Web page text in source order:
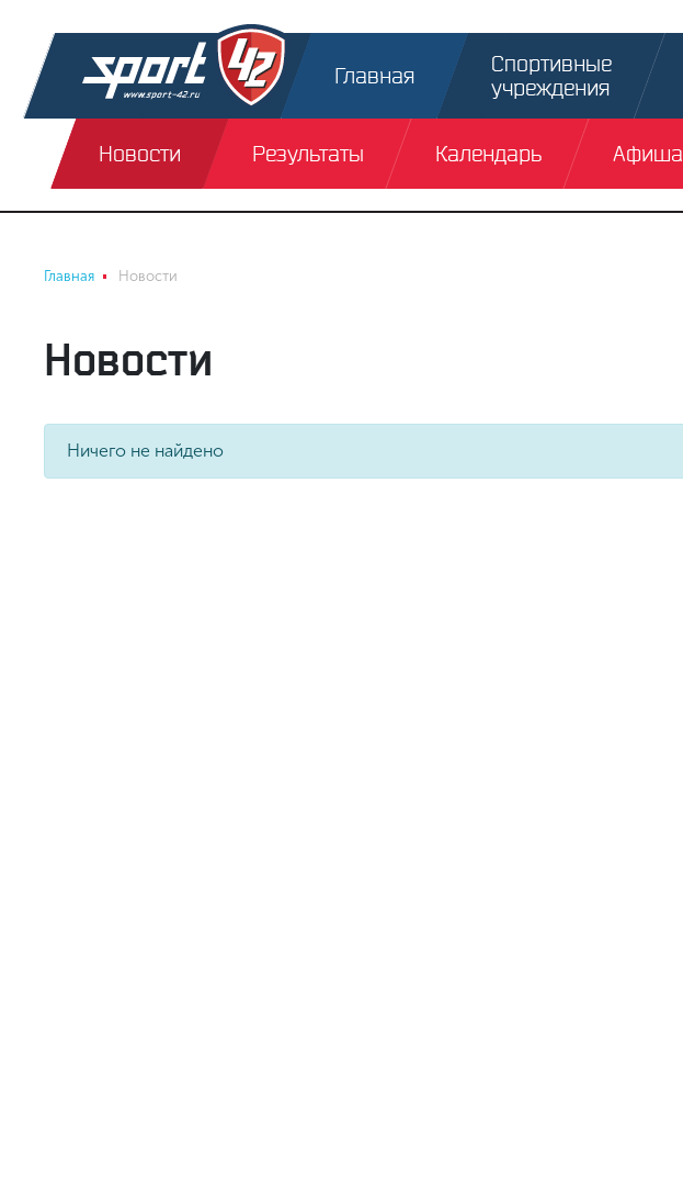
Главная
Спортивные
учреждения
Новости Результаты Календарь Афиша
Главная Новости
Новости
Ничего не найдено